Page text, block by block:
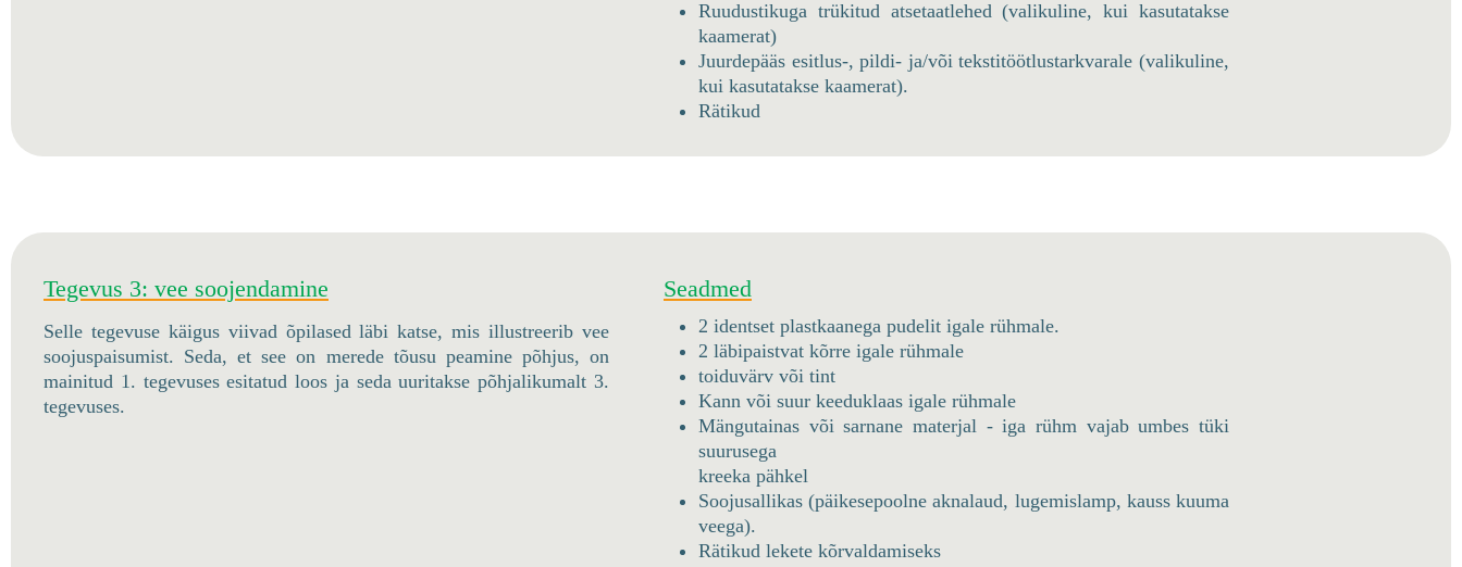
Ruudustikuga trükitud atsetaatlehed (valikuline, kui kasutatakse
kaamerat)
Juurdepääs esitlus-, pildi- ja/või tekstitöötlustarkvarale (valikuline,
kui kasutatakse kaamerat).
Rätikud
Tegevus 3: vee soojendamine
Selle tegevuse käigus viivad õpilased läbi katse, mis illustreerib vee
soojuspaisumist. Seda, et see on merede tõusu peamine põhjus, on
mainitud 1. tegevuses esitatud loos ja seda uuritakse põhjalikumalt 3.
tegevuses.
Seadmed
2 identset plastkaanega pudelit igale rühmale.
2 läbipaistvat kõrre igale rühmale
toiduvärv või tint
Kann või suur keeduklaas igale rühmale
Mängutainas või sarnane materjal - iga rühm vajab umbes tüki
suurusega
kreeka pähkel
Soojusallikas (päikesepoolne aknalaud, lugemislamp, kauss kuuma
veega).
Rätikud lekete kõrvaldamiseks